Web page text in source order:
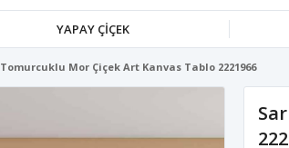
YAPAY ÇİÇEK
Tomurcuklu Mor Çiçek Art Kanvas Tablo 2221966